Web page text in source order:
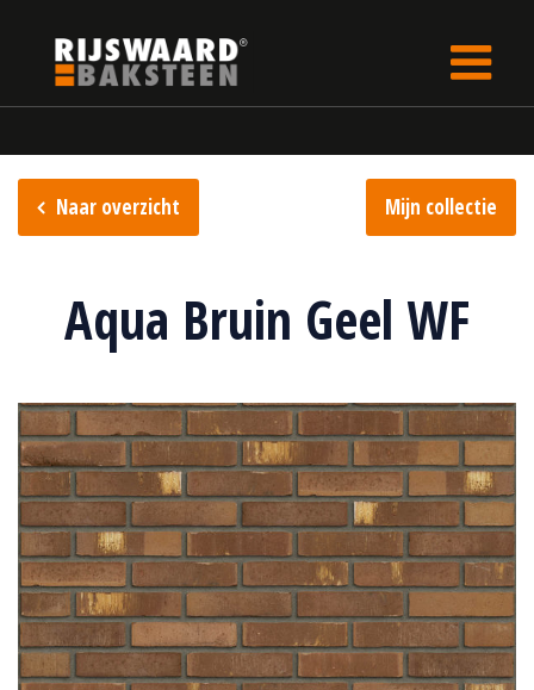
Naar overzicht Mijn collectie
Aqua Bruin Geel WF